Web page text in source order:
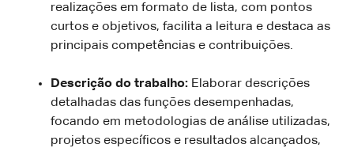
realizações em formato de lista, com pontos
curtos e objetivos, facilita a leitura e destaca as
principais competências e contribuições.
Descrição do trabalho: Elaborar descrições
detalhadas das funções desempenhadas,
focando em metodologias de análise utilizadas,
projetos específicos e resultados alcançados,